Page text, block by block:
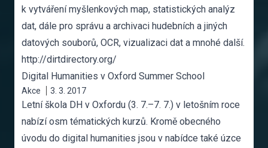
k vytváření myšlenkových map, statistických analýz
dat, dále pro správu a archivaci hudebních a jiných
datových souborů, OCR, vizualizaci dat a mnohé další.
http://dirtdirectory.org/
Digital Humanities v Oxford Summer School
Akce 3. 3. 2017
Letní škola DH v Oxfordu (3. 7.–7. 7.) v letošním roce
nabízí osm tématických kurzů. Kromě obecného
úvodu do digital humanities jsou v nabídce také úzce